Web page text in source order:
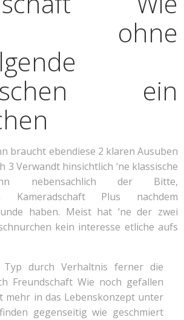
ohne
ein
braucht ebendiese 2 klaren Ausuben
3 Verwandt hinsichtlich ‘ne klassische
nebensachlich der Bitte,
Kameradschaft Plus nachdem
haben. Meist hat ‘ne der zwei
kein interesse etliche aufs
Typ durch Verhaltnis ferner die
Freundschaft Wie noch gefallen
mehr in das Lebenskonzept unter
gegenseitig wie geschmiert